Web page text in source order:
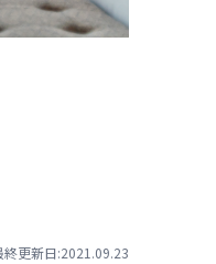
終更新日:2021.09.23